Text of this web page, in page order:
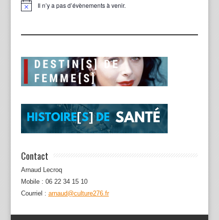
Notice Il n’y a pas d’évènements à venir.
Contact
Arnaud Lecroq
Mobile : 06 22 34 15 10
Courriel : arnaud@culture276.fr